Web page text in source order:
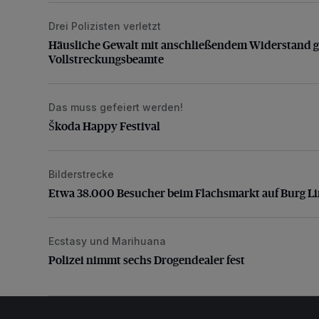
Häusliche Gewalt mit anschließendem Widerstand
Drei Polizisten verletzt
Häusliche Gewalt mit anschließendem Widerstand
Vollstreckungsbeamte
Škoda Happy Festival
Das muss gefeiert werden!
Škoda Happy Festival
Etwa 38.000 Besucher beim Flachsmarkt auf Burg
Bilderstrecke
Etwa 38.000 Besucher beim Flachsmarkt auf Burg
Polizei nimmt sechs Drogendealer fest
Ecstasy und Marihuana
Polizei nimmt sechs Drogendealer fest